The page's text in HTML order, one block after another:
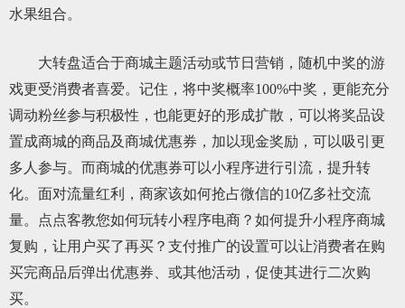
水果组合。
大转盘适合于商城主题活动或节日营销，随机中奖的游
戏更受消费者喜爱。记住，将中奖概率100%中奖，更能充分
调动粉丝参与积极性，也能更好的形成扩散，可以将奖品设
置成商城的商品及商城优惠券，加以现金奖励，可以吸引更
多人参与。而商城的优惠券可以小程序进行引流，提升转
化。面对流量红利，商家该如何抢占微信的10亿多社交流
量。点点客教您如何玩转小程序电商？如何提升小程序商城
复购，让用户买了再买？支付推广的设置可以让消费者在购
买完商品后弹出优惠券、或其他活动，促使其进行二次购
买。